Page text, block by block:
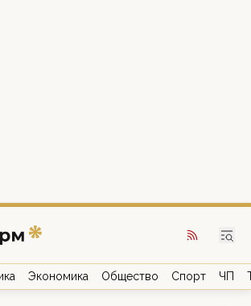
Экономика Общество Спорт ЧП